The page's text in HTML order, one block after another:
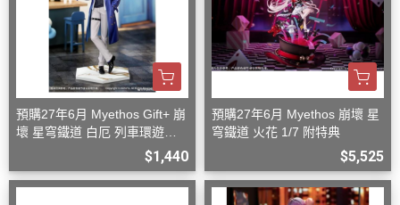
預購27年6月 Myethos Gift+ 崩
壞 星穹鐵道 白厄 列車環遊記V
$1,440
預購27年6月 Myethos 崩壞 星
穹鐵道 火花 1/7 附特典
$5,525